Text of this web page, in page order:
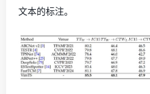
文本的标注。